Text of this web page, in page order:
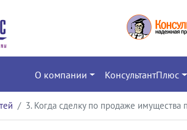
О компании КонсультантПлюс
3. Когда сделку по продаже имущества